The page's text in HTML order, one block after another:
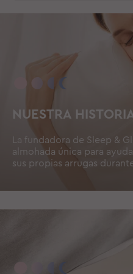
NUESTRA
La fundadora de Sleep &
almohada única para
sus propias arrugas